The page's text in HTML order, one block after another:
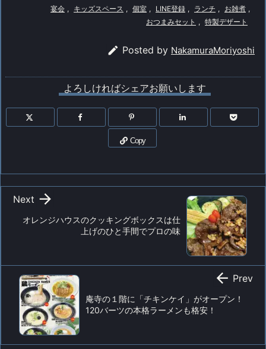
宴会 , キッズスペース , 個室 , LINE登録 , ランチ , お雑煮 ,
おつまみセット , 特製デザート
 Posted by NakamuraMoriyoshi
よろしければシェアお願いします
Copy
オレンジハウスのクッキングボックスは仕
上げのひと手間でプロの味

Next
庵寺の１階に「チキンケイ」がオープン！
120バーツの本格ラーメンも格安！
 Prev